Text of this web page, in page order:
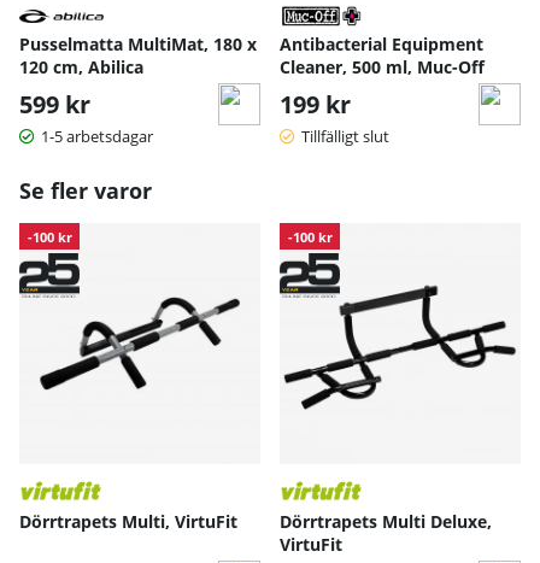
Pusselmatta MultiMat, 180 x
120 cm, Abilica
599 kr
1-5 arbetsdagar
Antibacterial Equipment
Cleaner, 500 ml, Muc-Off
199 kr
Tillfälligt slut
Se fler varor
-100 kr
Dörrtrapets Multi, VirtuFit
-100 kr
Dörrtrapets Multi Deluxe,
VirtuFit